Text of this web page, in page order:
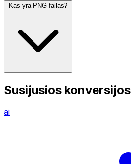
Kas yra PNG failas?
Susijusios konversijos
ai